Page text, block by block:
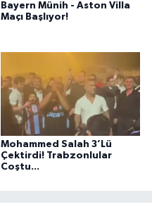
Bayern Münih - Aston Villa
Maçı Başlıyor!
Mohammed Salah 3’Lü
Çektirdi! Trabzonlular
Coştu...